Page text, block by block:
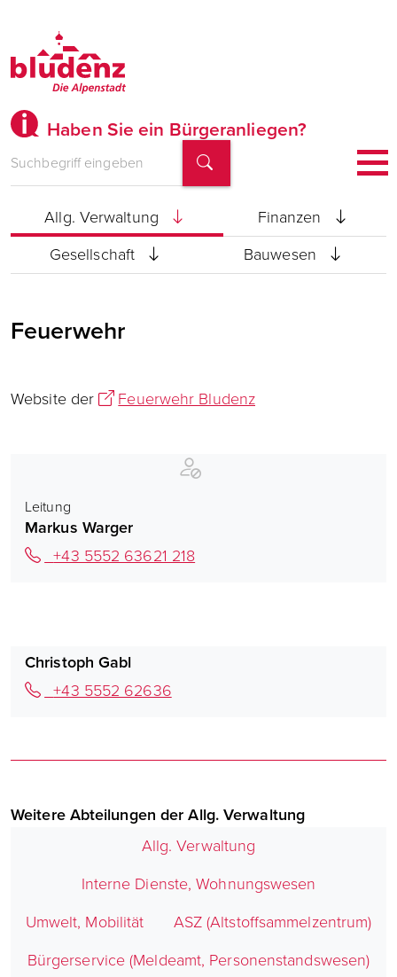
Haben Sie ein Bürgeranliegen?
Bürgermeister
Allg. Verwaltung
Finanzen
Gesellschaft
Bauwesen
Feuerwehr
Website der Feuerwehr Bludenz
Leitung
Markus Warger
+43 5552 63621 218
Christoph Gabl
+43 5552 62636
Weitere Abteilungen der Allg. Verwaltung
Allg. Verwaltung
Interne Dienste, Wohnungswesen
Umwelt, Mobilität
ASZ (Altstoffsammelzentrum)
Bürgerservice (Meldeamt, Personenstandswesen)